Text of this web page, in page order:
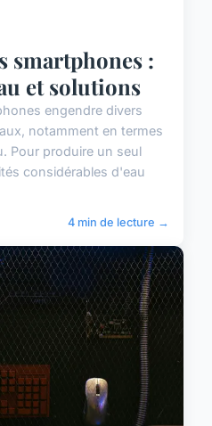
smartphones :
et solutions
engendre divers
notamment en termes
Pour produire un seul
considérables d'eau
4 min de lecture →